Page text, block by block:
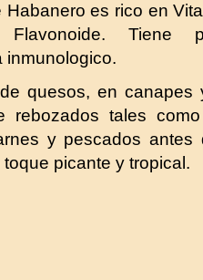
es rico en
Tiene
inmunologico.
quesos, en canapes
rebozados tales
y pescados antes
picante y tropical.